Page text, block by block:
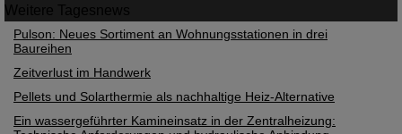
Weitere Tagesnews
Pulson: Neues Sortiment an Wohnungsstationen in drei
Baureihen
Zeitverlust im Handwerk
Pellets und Solarthermie als nachhaltige Heiz-Alternative
Ein wassergeführter Kamineinsatz in der Zentralheizung: